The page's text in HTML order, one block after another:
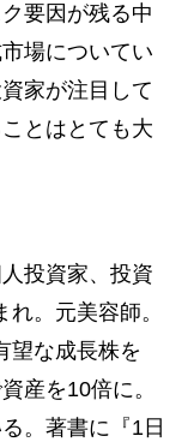
要因が残る中
場についてい
家が注目して
とはとても大
投資家、投資
。元美容師。
望な成長株を
産を10倍に。
。著書に『1日